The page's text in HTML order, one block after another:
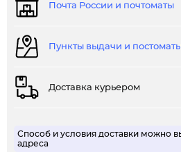
Почта России и почтоматы
Пункты выдачи и
Доставка курьером
Способ и условия доставки можно
адреса